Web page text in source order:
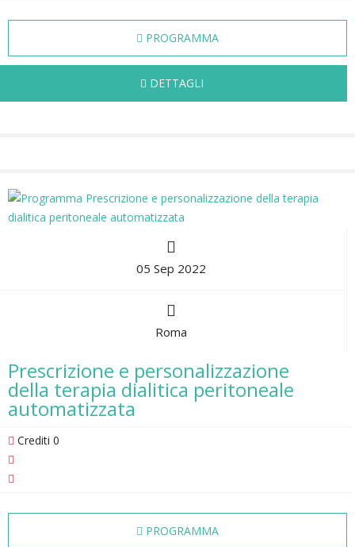
PROGRAMMA
DETTAGLI
05 Sep 2022
Roma
Prescrizione e personalizzazione
della terapia dialitica peritoneale
automatizzata
Crediti 0
PROGRAMMA